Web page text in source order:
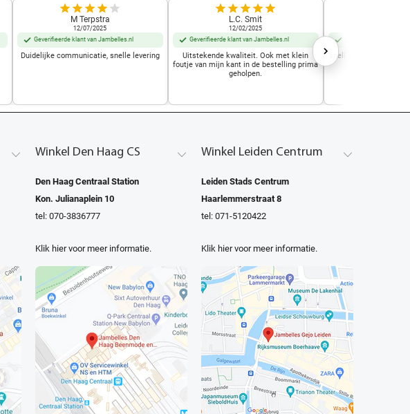
M Terpstra
12/07/2025
Geverifieerde klant van Jambelles.nl
Duidelijke communicatie, snelle levering
L.C. Smit
12/02/2025
Geverifieerde klant van Jambelles.nl
Uitstekende kwaliteit. Ook met klein
foutje van mijn kant in de bestelling prima
geholpen.
snelle leering
Winkel Den Haag CS
Den Haag Centraal Station
Kon. Julianaplein 10
tel: 070-3836777
Klik hier voor meer informatie.
Winkel Leiden Centrum
Leiden Stads Centrum
Haarlemmerstraat 8
tel: 071-5120422
Klik hier voor meer informatie.